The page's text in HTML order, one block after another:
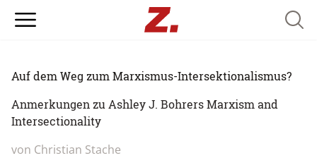
Auf dem Weg zum Marxismus-Intersektionalismus?
Anmerkungen zu Ashley J. Bohrers Marxism and
Intersectionality
von Christian Stache